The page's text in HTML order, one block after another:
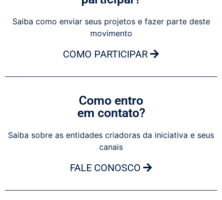
Saiba como enviar seus projetos e fazer parte deste
movimento
COMO PARTICIPAR
Como entro
em contato?
Saiba sobre as entidades criadoras da iniciativa e seus
canais
FALE CONOSCO